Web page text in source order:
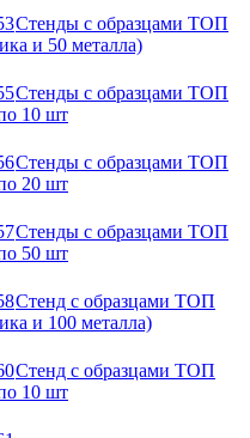
Стенды с образцами ТОП
и 50 металла)
Стенды с образцами ТОП
10 шт
Стенды с образцами ТОП
20 шт
Стенды с образцами ТОП
50 шт
Стенд с образцами ТОП
и 100 металла)
Стенд с образцами ТОП
10 шт